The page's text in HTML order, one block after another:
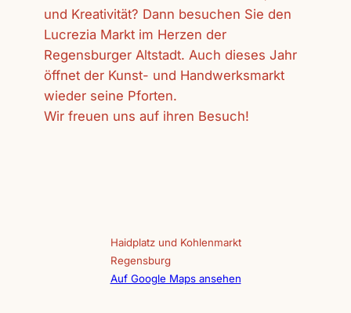
und Kreativität? Dann besuchen Sie den
Lucrezia Markt im Herzen der
Regensburger Altstadt. Auch dieses Jahr
öffnet der Kunst- und Handwerksmarkt
wieder seine Pforten.
Wir freuen uns auf ihren Besuch!
Haidplatz und Kohlenmarkt
Regensburg
Auf Google Maps ansehen